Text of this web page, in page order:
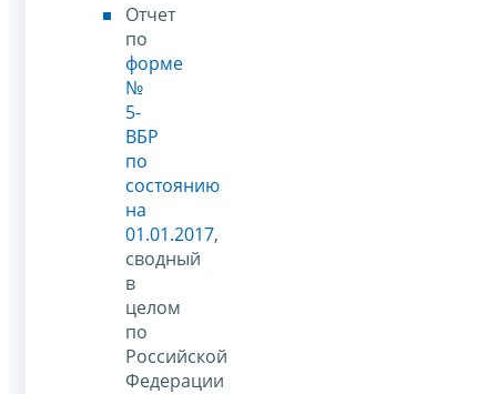
Отчет
по
форме
№
5-
ВБР
по
состоянию
на
01.01.2017,
сводный
в
целом
по
Российской
Федерации